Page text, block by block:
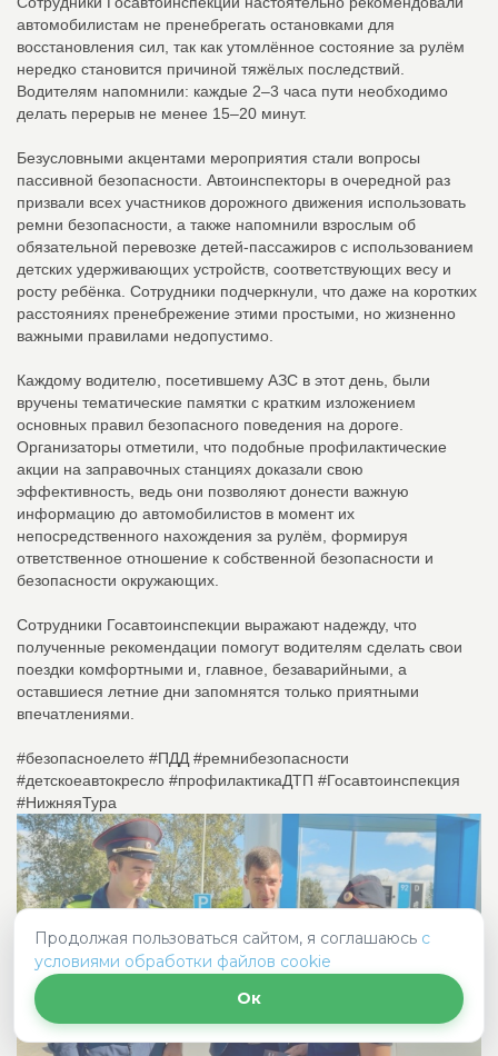
автомобилистам не пренебрегать остановками для
восстановления сил, так как утомлённое состояние за рулём
нередко становится причиной тяжёлых последствий.
Водителям напомнили: каждые 2–3 часа пути необходимо
делать перерыв не менее 15–20 минут.
Безусловными акцентами мероприятия стали вопросы
пассивной безопасности. Автоинспекторы в очередной раз
призвали всех участников дорожного движения использовать
ремни безопасности, а также напомнили взрослым об
обязательной перевозке детей-пассажиров с использованием
детских удерживающих устройств, соответствующих весу и
росту ребёнка. Сотрудники подчеркнули, что даже на коротких
расстояниях пренебрежение этими простыми, но жизненно
важными правилами недопустимо.
Каждому водителю, посетившему АЗС в этот день, были
вручены тематические памятки с кратким изложением
основных правил безопасного поведения на дороге.
Организаторы отметили, что подобные профилактические
акции на заправочных станциях доказали свою
эффективность, ведь они позволяют донести важную
информацию до автомобилистов в момент их
непосредственного нахождения за рулём, формируя
ответственное отношение к собственной безопасности и
безопасности окружающих.
Сотрудники Госавтоинспекции выражают надежду, что
полученные рекомендации помогут водителям сделать свои
поездки комфортными и, главное, безаварийными, а
оставшиеся летние дни запомнятся только приятными
впечатлениями.
#безопасноелето #ПДД #ремнибезопасности
#детскоеавтокресло #профилактикаДТП #Госавтоинспекция
#НижняяТура
Продолжая пользоваться сайтом, я соглашаюсь с
условиями обработки файлов cookie
Ок